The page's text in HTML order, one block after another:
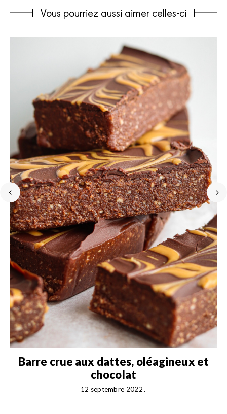
Vous pourriez aussi aimer celles-ci
Barre crue aux dattes, oléagineux et
chocolat
12 septembre 2022